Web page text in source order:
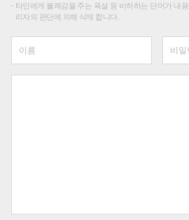
타인에게 불쾌감을 주는 욕설 등 비하하는 단어가 내
리자의 판단에 의해 삭제 합니다.